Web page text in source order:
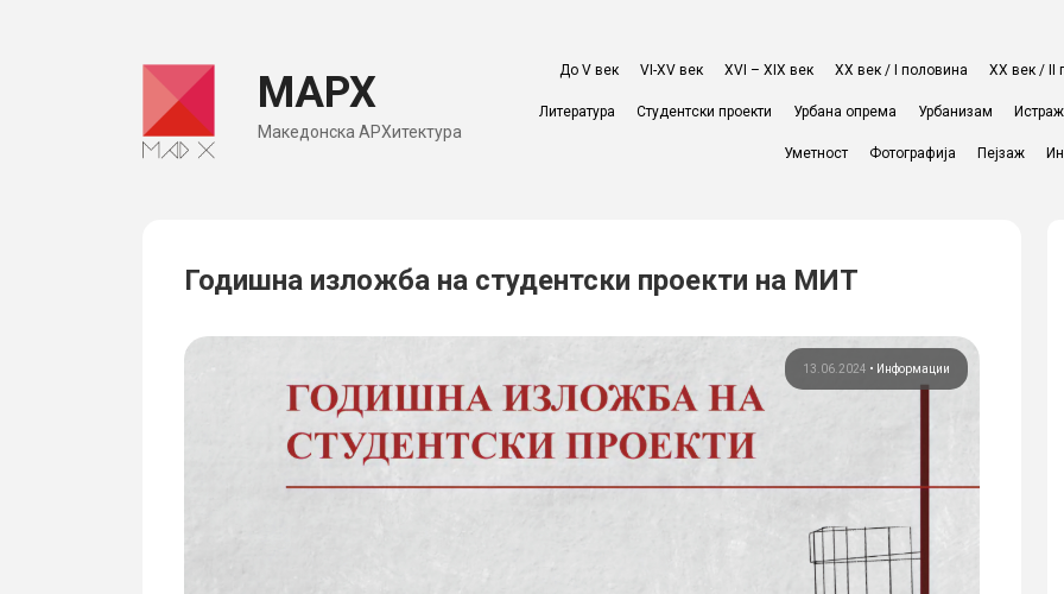
МАРХ
Македонска АРХитектура
До V век VI-XV век XVI – XIX век ХХ век / I половина ХХ век / II
Литература Студентски проекти Урбана опрема Урбанизам
Уметност Фотографија Пејзаж
Годишна изложба на студентски проекти на МИТ
13.06.2024 • Информации